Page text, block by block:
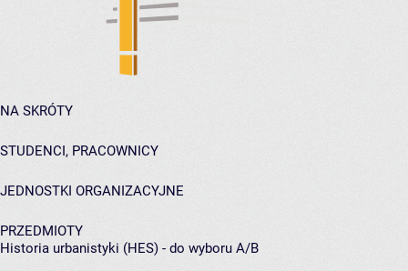
NA SKRÓTY
STUDENCI, PRACOWNICY
JEDNOSTKI ORGANIZACYJNE
PRZEDMIOTY
Historia urbanistyki (HES) - do wyboru A/B